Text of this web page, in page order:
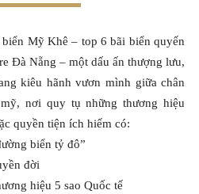
Mỹ Khê – top 6 bãi biển quyến
Đà Nẵng – một dấu ấn thượng lưu,
kiêu hãnh vươn mình giữa chân
nơi quy tụ những thương hiệu
quyền tiện ích hiếm có:
biển tỷ đô”
đời
hiệu 5 sao Quốc tế